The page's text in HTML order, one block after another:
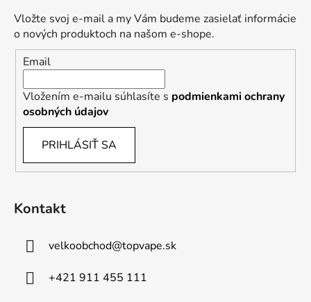
Vložte svoj e-mail a my Vám budeme zasielať informácie
o nových produktoch na našom e-shope.
Email
Vložením e-mailu súhlasíte s podmienkami ochrany
osobných údajov
PRIHLÁSIŤ SA
Kontakt
velkoobchod@topvape.sk
+421 911 455 111